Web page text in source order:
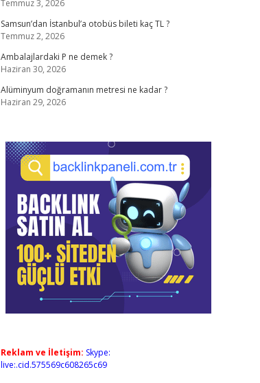
Temmuz 3, 2026
Samsun’dan İstanbul’a otobüs bileti kaç TL ?
Temmuz 2, 2026
Ambalajlardaki P ne demek ?
Haziran 30, 2026
Alüminyum doğramanın metresi ne kadar ?
Haziran 29, 2026
Reklam ve İletişim: Skype:
live:.cid.575569c608265c69